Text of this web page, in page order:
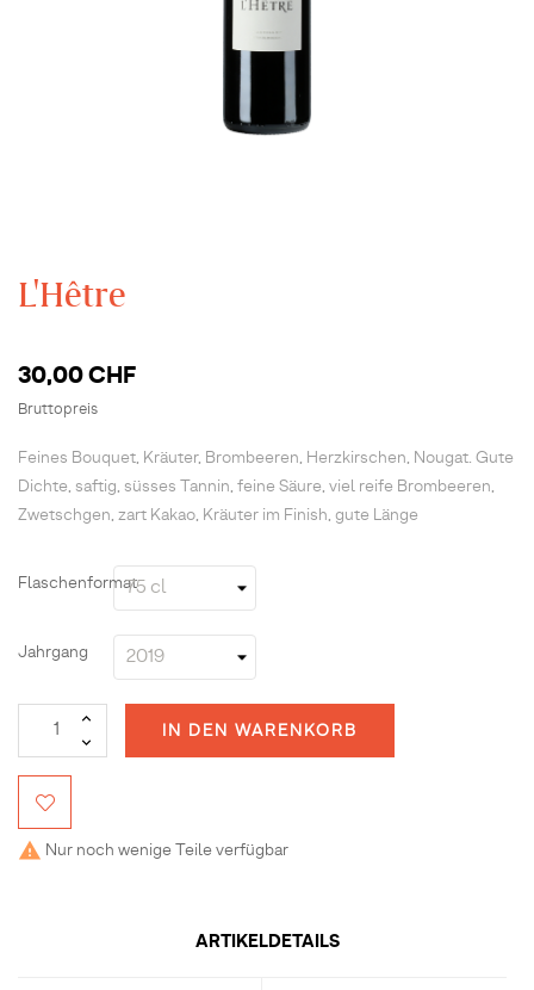
L'Hêtre
30,00 CHF
Bruttopreis
Feines Bouquet, Kräuter, Brombeeren, Herzkirschen, Nougat. Gute
Dichte, saftig, süsses Tannin, feine Säure, viel reife Brombeeren,
Zwetschgen, zart Kakao, Kräuter im Finish, gute Länge
Flaschenformat
Jahrgang
IN DEN WARENKORB
 Nur noch wenige Teile verfügbar
ARTIKELDETAILS